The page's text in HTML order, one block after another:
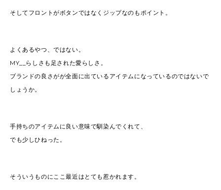
そしてフロントがボタンではなくジップなのもポイント。
よくあるやつ、ではない。
MY__らしさも足された愛らしさ。
ブランドの良さがが全面に出ているアイテムになっているのではないで
しょうか。
手持ちのアイテムに良い意味で馴染んでくれて、
でも少しひねった。
そういうものにここ最近はとても惹かれます。